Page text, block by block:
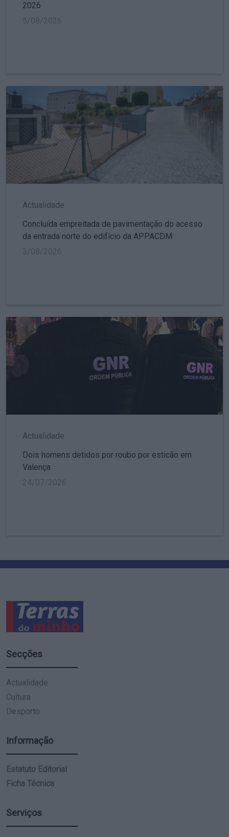
2026
Actualidade
Concluída empreitada de pavimentação do acesso
da entrada norte do edifício da APPACDM
Actualidade
Dois homens detidos por roubo por esticão em
Valença
Secções
Actualidade
Cultura
Desporto
Informação
Estatuto Editorial
Ficha Técnica
Serviços